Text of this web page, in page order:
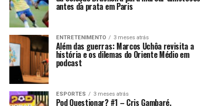
antes da prata em Paris
ENTRETENIMENTO 3 meses atrás
Além das guerras: Marcos Uchôa revisita a
história e os dilemas do Oriente Médio em
podcast
ESPORTES 3 meses atrás
Pod Questionar? #1 – Cris Gambaré,